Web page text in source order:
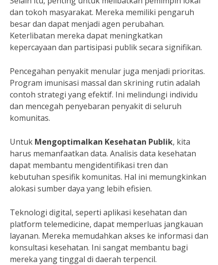
dan tokoh masyarakat. Mereka memiliki pengaruh
besar dan dapat menjadi agen perubahan.
Keterlibatan mereka dapat meningkatkan
kepercayaan dan partisipasi publik secara signifikan.
Pencegahan penyakit menular juga menjadi prioritas.
Program imunisasi massal dan skrining rutin adalah
contoh strategi yang efektif. Ini melindungi individu
dan mencegah penyebaran penyakit di seluruh
komunitas.
Untuk Mengoptimalkan Kesehatan Publik, kita
harus memanfaatkan data. Analisis data kesehatan
dapat membantu mengidentifikasi tren dan
kebutuhan spesifik komunitas. Hal ini memungkinkan
alokasi sumber daya yang lebih efisien.
Teknologi digital, seperti aplikasi kesehatan dan
platform telemedicine, dapat memperluas jangkauan
layanan. Mereka memudahkan akses ke informasi dan
konsultasi kesehatan. Ini sangat membantu bagi
mereka yang tinggal di daerah terpencil.